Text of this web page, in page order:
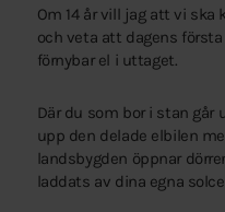
Om 14 år vill jag att vi ska
och veta att dagens
förnybar el i uttaget.
Där du som bor i stan går
upp den delade elbilen
landsbygden öppnar
laddats av dina egna